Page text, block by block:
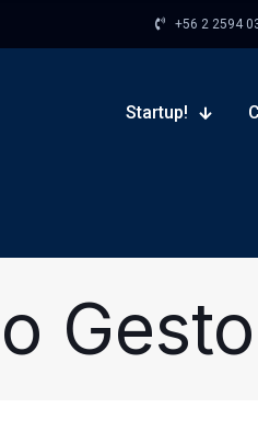
+56 2 2594
Startup!